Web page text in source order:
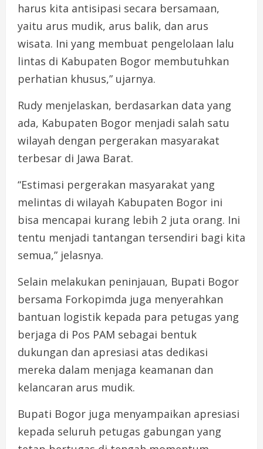
harus kita antisipasi secara bersamaan,
yaitu arus mudik, arus balik, dan arus
wisata. Ini yang membuat pengelolaan lalu
lintas di Kabupaten Bogor membutuhkan
perhatian khusus,” ujarnya.
Rudy menjelaskan, berdasarkan data yang
ada, Kabupaten Bogor menjadi salah satu
wilayah dengan pergerakan masyarakat
terbesar di Jawa Barat.
“Estimasi pergerakan masyarakat yang
melintas di wilayah Kabupaten Bogor ini
bisa mencapai kurang lebih 2 juta orang. Ini
tentu menjadi tantangan tersendiri bagi kita
semua,” jelasnya.
Selain melakukan peninjauan, Bupati Bogor
bersama Forkopimda juga menyerahkan
bantuan logistik kepada para petugas yang
berjaga di Pos PAM sebagai bentuk
dukungan dan apresiasi atas dedikasi
mereka dalam menjaga keamanan dan
kelancaran arus mudik.
Bupati Bogor juga menyampaikan apresiasi
kepada seluruh petugas gabungan yang